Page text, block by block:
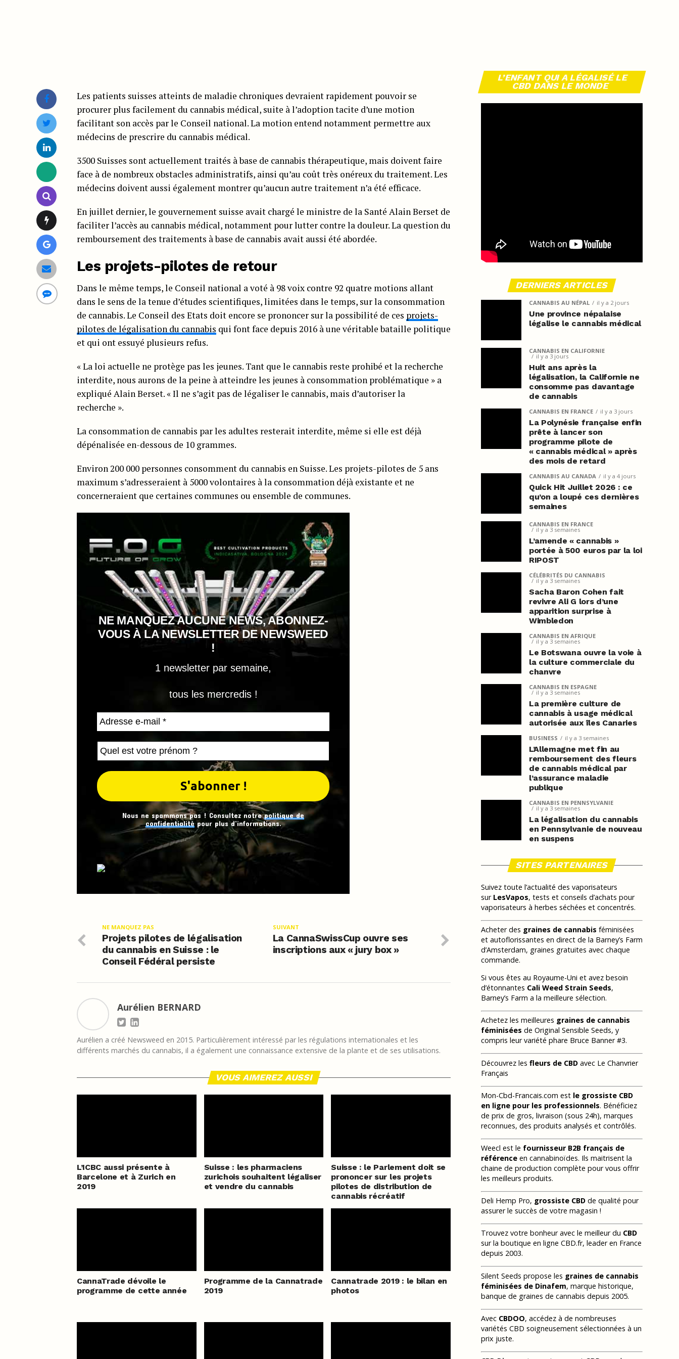
Les patients suisses atteints de maladie chroniques devraient rapidement pouvoir se
procurer plus facilement du cannabis médical, suite à l’adoption tacite d’une motion
facilitant son accès par le Conseil national. La motion entend notamment permettre aux
médecins de prescrire du cannabis médical.
3500 Suisses sont actuellement traités à base de cannabis thérapeutique, mais doivent faire
face à de nombreux obstacles administratifs, ainsi qu’au coût très onéreux du traitement. Les
médecins doivent aussi également montrer qu’aucun autre traitement n’a été efficace.
En juillet dernier, le gouvernement suisse avait chargé le ministre de la Santé Alain Berset de
faciliter l’accès au cannabis médical, notamment pour lutter contre la douleur. La question du
remboursement des traitements à base de cannabis avait aussi été abordée.
Les projets-pilotes de retour
Dans le même temps, le Conseil national a voté à 98 voix contre 92 quatre motions allant
dans le sens de la tenue d’études scientifiques, limitées dans le temps, sur la consommation
de cannabis. Le Conseil des Etats doit encore se prononcer sur la possibilité de ces projets-
pilotes de légalisation du cannabis qui font face depuis 2016 à une véritable bataille politique
et qui ont essuyé plusieurs refus.
« La loi actuelle ne protège pas les jeunes. Tant que le cannabis reste prohibé et la recherche
interdite, nous aurons de la peine à atteindre les jeunes à consommation problématique » a
expliqué Alain Berset. « Il ne s’agit pas de légaliser le cannabis, mais d’autoriser la
recherche ».
La consommation de cannabis par les adultes resterait interdite, même si elle est déjà
dépénalisée en-dessous de 10 grammes.
Environ 200 000 personnes consomment du cannabis en Suisse. Les projets-pilotes de 5 ans
maximum s’adresseraient à 5000 volontaires à la consommation déjà existante et ne
concerneraient que certaines communes ou ensemble de communes.
NE MANQUEZ AUCUNE NEWS, ABONNEZ-
VOUS À LA NEWSLETTER DE NEWSWEED
!
1 newsletter par semaine,
tous les mercredis !
Nous ne spammons pas ! Consultez notrepolitique de
confidentialitépour plus d’informations.
SUIVANT
La CannaSwissCup ouvre ses
inscriptions aux « jury box »
NE MANQUEZ PAS
Projets pilotes de légalisation
du cannabis en Suisse : le
Conseil Fédéral persiste
Aurélien BERNARD
Aurélien a créé Newsweed en 2015. Particulièrement intéressé par les régulations internationales et les
différents marchés du cannabis, il a également une connaissance extensive de la plante et de ses utilisations.
VOUS AIMEREZ AUSSI
L’ICBC aussi présente à
Barcelone et à Zurich en
2019
Suisse : les pharmaciens
zurichois souhaitent légaliser
et vendre du cannabis
Suisse : le Parlement doit se
prononcer sur les projets
pilotes de distribution de
cannabis récréatif
CannaTrade dévoile le
programme de cette année
Programme de la Cannatrade
2019
Cannatrade 2019 : le bilan en
photos
L’ENFANT QUI A LÉGALISÉ LE
CBD DANS LE MONDE
DERNIERS ARTICLES
CANNABIS AU NÉPAL il y a 2 jours
Une province népalaise
légalise le cannabis médical
CANNABIS EN CALIFORNIE
il y a 3 jours
Huit ans après la
légalisation, la Californie ne
consomme pas davantage
de cannabis
CANNABIS EN FRANCE il y a 3 jours
La Polynésie française enfin
prête à lancer son
programme pilote de
« cannabis médical » après
des mois de retard
CANNABIS AU CANADA il y a 4 jours
Quick Hit Juillet 2026 : ce
qu’on a loupé ces dernières
semaines
CANNABIS EN FRANCE
il y a 3 semaines
L’amende « cannabis »
portée à 500 euros par la loi
RIPOST
CÉLÉBRITÉS DU CANNABIS
il y a 3 semaines
Sacha Baron Cohen fait
revivre Ali G lors d’une
apparition surprise à
Wimbledon
CANNABIS EN AFRIQUE
il y a 3 semaines
Le Botswana ouvre la voie à
la culture commerciale du
chanvre
CANNABIS EN ESPAGNE
il y a 3 semaines
La première culture de
cannabis à usage médical
autorisée aux îles Canaries
BUSINESS il y a 3 semaines
L’Allemagne met fin au
remboursement des fleurs
de cannabis médical par
l’assurance maladie
publique
CANNABIS EN PENNSYLVANIE
il y a 3 semaines
La légalisation du cannabis
en Pennsylvanie de nouveau
en suspens
SITES PARTENAIRES
Suivez toute l’actualité des vaporisateurs
sur LesVapos, tests et conseils d’achats pour
vaporisateurs à herbes séchées et concentrés.
Acheter des graines de cannabis féminisées
et autoflorissantes en direct de la Barney’s Farm
d’Amsterdam, graines gratuites avec chaque
commande.
Si vous êtes au Royaume-Uni et avez besoin
d’étonnantes Cali Weed Strain Seeds,
Barney’s Farm a la meilleure sélection.
Achetez les meilleures graines de cannabis
féminisées de Original Sensible Seeds, y
compris leur variété phare Bruce Banner #3.
Découvrez les fleurs de CBD avec Le Chanvrier
Français
Mon-Cbd-Francais.com est le grossiste CBD
en ligne pour les professionnels. Bénéficiez
de prix de gros, livraison (sous 24h), marques
reconnues, des produits analysés et contrôlés.
Weecl est le fournisseur B2B français de
référence en cannabinoïdes. Ils maitrisent la
chaine de production complète pour vous offrir
les meilleurs produits.
Deli Hemp Pro, grossiste CBD de qualité pour
assurer le succès de votre magasin !
Trouvez votre bonheur avec le meilleur du CBD
sur la boutique en ligne CBD.fr, leader en France
depuis 2003.
Silent Seeds propose les graines de cannabis
féminisées de Dinafem, marque historique,
banque de graines de cannabis depuis 2005.
Avec CBDOO, accédez à de nombreuses
variétés CBD soigneusement sélectionnées à un
prix juste.